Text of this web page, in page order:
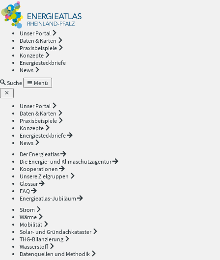
Unser Portal
Daten & Karten
Praxisbeispiele
Konzepte
Energiesteckbriefe
News
Suche
Menü
Unser Portal
Daten & Karten
Praxisbeispiele
Konzepte
Energiesteckbriefe
News
Der Energieatlas
Die Energie- und Klimaschutzagentur
Kooperationen
Unsere Zielgruppen
Glossar
FAQ
Energieatlas-Jubiläum
Strom
Wärme
Mobilität
Solar- und Gründachkataster
THG-Bilanzierung
Wasserstoff
Datenquellen und Methodik